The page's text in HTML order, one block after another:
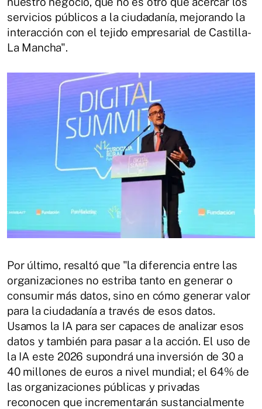
servicios públicos a la ciudadanía, mejorando la
interacción con el tejido empresarial de Castilla-
La Mancha".
Por último, resaltó que "la diferencia entre las
organizaciones no estriba tanto en generar o
consumir más datos, sino en cómo generar valor
para la ciudadanía a través de esos datos.
Usamos la IA para ser capaces de analizar esos
datos y también para pasar a la acción. El uso de
la IA este 2026 supondrá una inversión de 30 a
40 millones de euros a nivel mundial; el 64% de
las organizaciones públicas y privadas
reconocen que incrementarán sustancialmente